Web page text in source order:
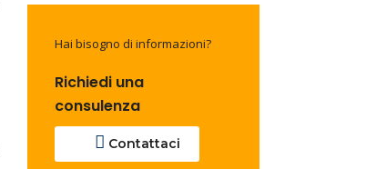
Hai bisogno di informazioni?
Richiedi una
consulenza
Contattaci